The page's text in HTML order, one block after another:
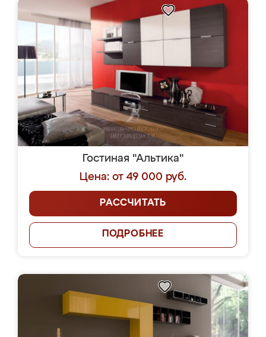
Гостиная "Альтика"
Цена: от 49 000 руб.
РАССЧИТАТЬ
ПОДРОБНЕЕ